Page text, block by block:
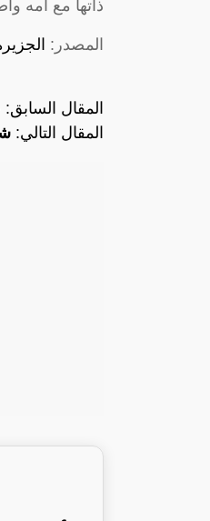
ذاتها مع أمه
المصدر:
المقال السابق:
المقال التالي: